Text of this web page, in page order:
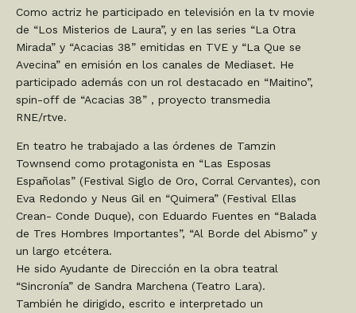
Como actriz he participado en televisión en la tv movie
de “Los Misterios de Laura”, y en las series “La Otra
Mirada” y “Acacias 38” emitidas en TVE y “La Que se
Avecina” en emisión en los canales de Mediaset. He
participado además con un rol destacado en “Maitino”,
spin-off de “Acacias 38” , proyecto transmedia
RNE/rtve.
En teatro he trabajado a las órdenes de Tamzin
Townsend como protagonista en “Las Esposas
Españolas” (Festival Siglo de Oro, Corral Cervantes), con
Eva Redondo y Neus Gil en “Quimera” (Festival Ellas
Crean- Conde Duque), con Eduardo Fuentes en “Balada
de Tres Hombres Importantes”, “Al Borde del Abismo” y
un largo etcétera.
He sido Ayudante de Dirección en la obra teatral
“Sincronía” de Sandra Marchena (Teatro Lara).
También he dirigido, escrito e interpretado un